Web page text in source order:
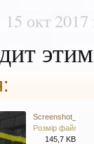
окт
Розмір файлу:
145,7 KB